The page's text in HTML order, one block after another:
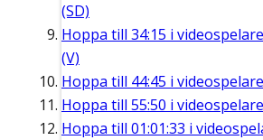
(SD)
Hoppa till 34:15 i
(V)
Hoppa till 44:45 i
Hoppa till 55:50 i
Hoppa till 01:01:33 i